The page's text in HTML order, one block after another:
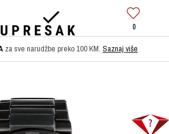
0
za sve narudžbe preko 100 KM. Saznaj više